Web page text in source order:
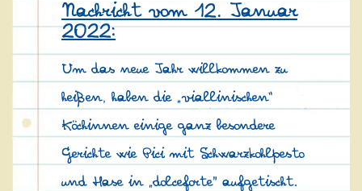
Nachricht vom 12. Januar
2022:
Um das neue Jahr willkommen zu
heißen, haben die „viallinischen“
Köchinnen einige ganz besondere
Gerichte wie Pici mit Schwarzkohlpesto
und Hase in „dolceforte" aufgetischt.